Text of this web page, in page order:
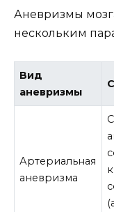
Аневризмы
нескольким
Вид
аневризмы
Артериальная
аневризма